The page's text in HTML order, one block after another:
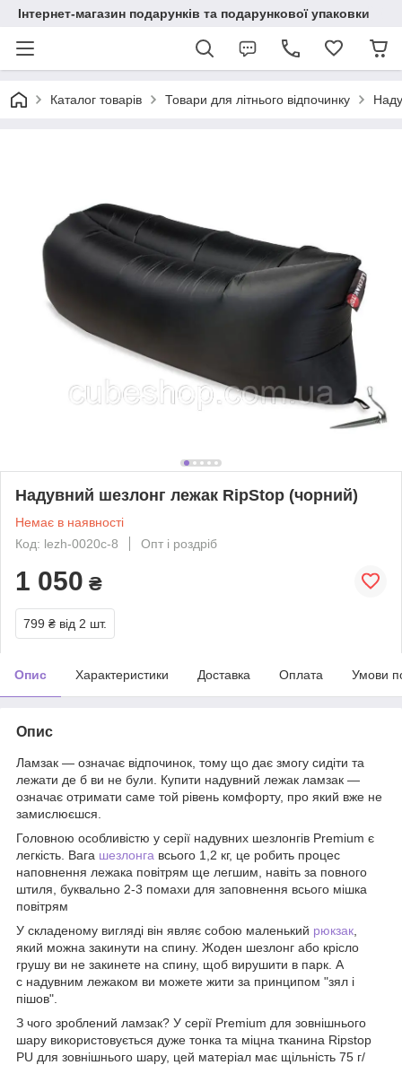
Інтернет-магазин подарунків та подарункової упаковки
Каталог товарів Товари для літнього відпочинку
Надувний шезлонг лежак RipStop (чорний)
Немає в наявності
Код: lezh-0020c-8
Опт і роздріб
1 050 ₴
799 ₴ від 2 шт.
Опис Характеристики Доставка Оплата Умови
Опис
Ламзак — означає відпочинок, тому що дає змогу сидіти та
лежати де б ви не були. Купити надувний лежак ламзак —
означає отримати саме той рівень комфорту, про який вже не
замислюєшся.
Головною особливістю у серії надувних шезлонгів Premium є
легкість. Вага шезлонга всього 1,2 кг, це робить процес
наповнення лежака повітрям ще легшим, навіть за повного
штиля, буквально 2-3 помахи для заповнення всього мішка
повітрям
У складеному вигляді він являє собою маленький рюкзак
який можна закинути на спину. Жоден шезлонг або крісло
грушу ви не закинете на спину, щоб вирушити в парк. А
с надувним лежаком ви можете жити за принципом "зял і
пішов".
З чого зроблений ламзак? У серії Premium для зовнішнього
шару використовується дуже тонка та міцна тканина Ripstop
PU для зовнішнього шару, цей матеріал має щільність 75 г/